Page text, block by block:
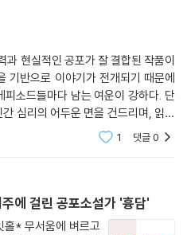
‘기생’하게 되었다. 그러고는 공포
면 곤충인 숙주를 조종해 물가로 인
아오지만, 저주는 그 전부터 작동해
게 이 이야기를 퍼뜨리도록 유인한
나라에서 지었다, 이 말이야.”
로 만들어진 저주를 통해 금기와 미
과 현실적인 공포가 잘 결합된 작품이
기반으로 이야기가 전개되기 때문에
소드들마다 남는 여운이 강하다. 단
심리의 어두운 면을 건드리며, 읽고
인상적이다. 공포 장르를 좋아하는
1 댓글0
에 걸린 공포소설가 '흉담'
* 무서움에 벼르고